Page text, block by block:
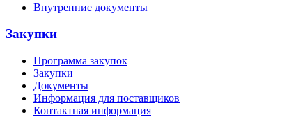
Внутренние документы
Закупки
Программа закупок
Закупки
Документы
Информация для поставщиков
Контактная информация